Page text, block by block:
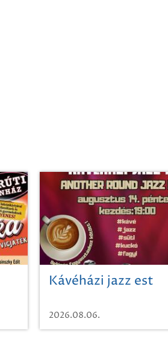
Kávéházi jazz est
2026.08.06.